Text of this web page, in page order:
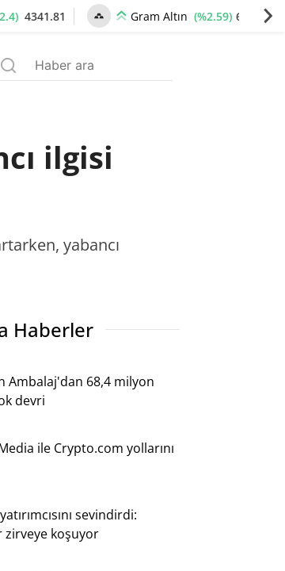
4341.81 Gram Altın (%2.59) 6660.55
ilgisi
yabancı
Haberler
Ambalaj'dan 68,4 milyon
devri
ile Crypto.com yollarını
sevindirdi:
zirveye koşuyor